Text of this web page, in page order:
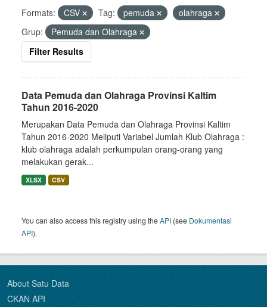
Formats: CSV Tag: pemuda
olahraga
Grup:
Pemuda dan Olahraga
Filter Results
Data Pemuda dan Olahraga Provinsi Kaltim
Tahun 2016-2020
Merupakan Data Pemuda dan Olahraga Provinsi Kaltim
Tahun 2016-2020 Meliputi Variabel Jumlah Klub Olahraga :
klub olahraga adalah perkumpulan orang-orang yang
melakukan gerak...
XLSX CSV
You can also access this registry using theAPI (see Dokumentasi
API).
About Satu Data
CKAN API